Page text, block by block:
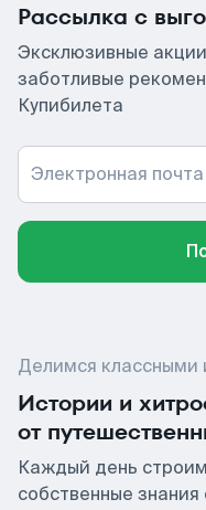
Рассылка с
Эксклюзивные
заботливые
Купибилета
Электронная почта
Делимся классными
Истории и
от
Каждый день
собственные